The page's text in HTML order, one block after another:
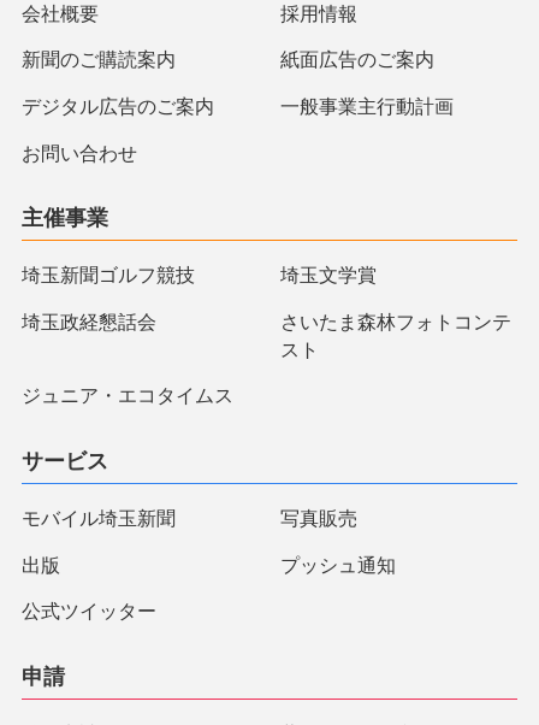
会社概要 採用情報
新聞のご購読案内 紙面広告のご案内
デジタル広告のご案内 一般事業主行動計画
お問い合わせ
主催事業
埼玉新聞ゴルフ競技 埼玉文学賞
埼玉政経懇話会
さいたま森林フォトコンテ
スト
ジュニア・エコタイムス
サービス
モバイル埼玉新聞 写真販売
出版 プッシュ通知
公式ツイッター
申請